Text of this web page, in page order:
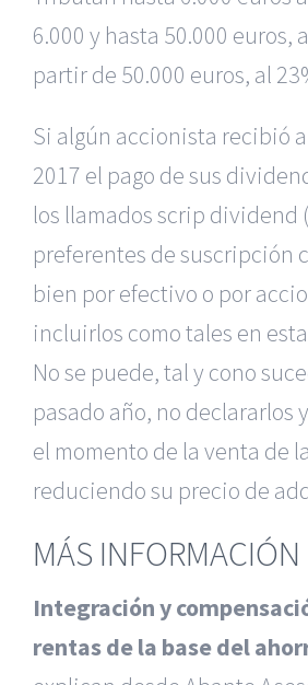
6.000 y hasta 50.000 euros,
partir de 50.000 euros, al
Si algún accionista recibió
2017 el pago de sus
los llamados scrip dividend
preferentes de suscripción
bien por efectivo o por
incluirlos como tales en
No se puede, tal y cono
pasado año, no declararlos
el momento de la venta de
reduciendo su precio de
MÁS INFORMACIÓN
Integración y
rentas de la base del